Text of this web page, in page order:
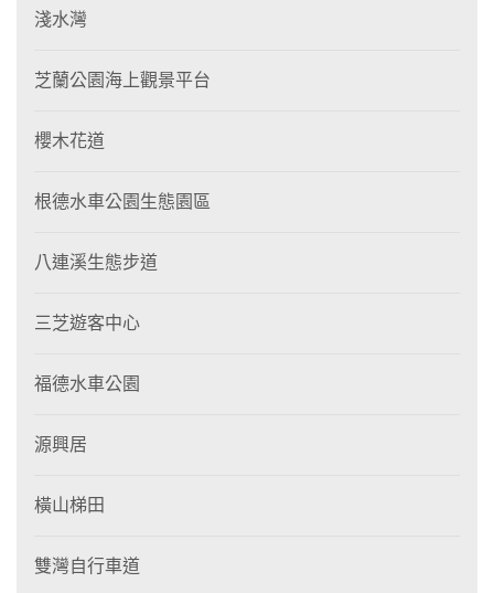
淺水灣
芝蘭公園海上觀景平台
櫻木花道
根德水車公園生態園區
八連溪生態步道
三芝遊客中心
福德水車公園
源興居
橫山梯田
雙灣自行車道